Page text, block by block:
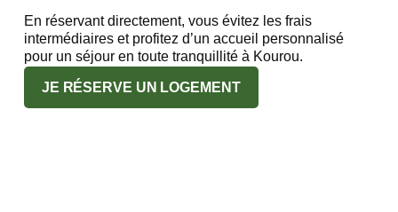
En réservant directement, vous évitez les frais
intermédiaires et profitez d’un accueil personnalisé
pour un séjour en toute tranquillité à Kourou.
JE RÉSERVE UN LOGEMENT